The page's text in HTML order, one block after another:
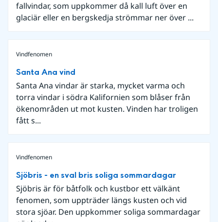
fallvindar, som uppkommer då kall luft över en
glaciär eller en bergskedja strömmar ner över ...
Vindfenomen
Santa Ana vind
Santa Ana vindar är starka, mycket varma och
torra vindar i södra Kalifornien som blåser från
ökenområden ut mot kusten. Vinden har troligen
fått s...
Vindfenomen
Sjöbris - en sval bris soliga sommardagar
Sjöbris är för båtfolk och kustbor ett välkänt
fenomen, som uppträder längs kusten och vid
stora sjöar. Den uppkommer soliga sommardagar